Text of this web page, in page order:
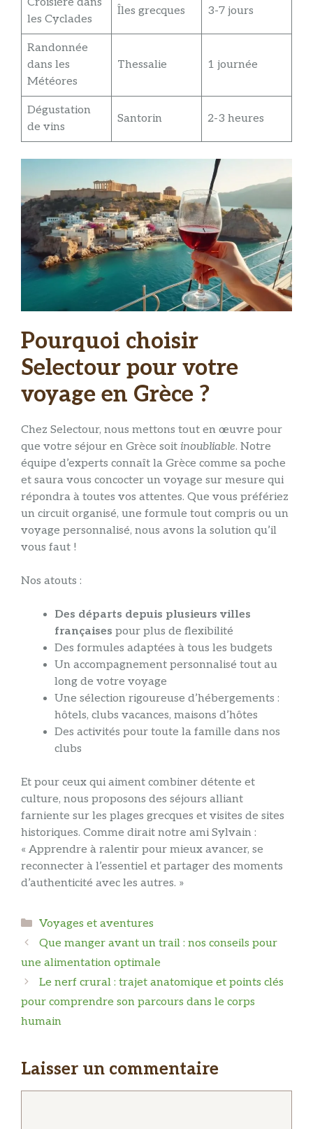
les Cyclades
Îles grecques 3-7 jours
Randonnée
dans les
Météores
Thessalie 1 journée
Dégustation
de vins
Santorin 2-3 heures
Pourquoi choisir
Selectour pour votre
voyage en Grèce ?
Chez Selectour, nous mettons tout en œuvre pour
que votre séjour en Grèce soit inoubliable. Notre
équipe d’experts connaît la Grèce comme sa poche
et saura vous concocter un voyage sur mesure qui
répondra à toutes vos attentes. Que vous préfériez
un circuit organisé, une formule tout compris ou un
voyage personnalisé, nous avons la solution qu’il
vous faut !
Nos atouts :
Des départs depuis plusieurs villes
françaises pour plus de flexibilité
Des formules adaptées à tous les budgets
Un accompagnement personnalisé tout au
long de votre voyage
Une sélection rigoureuse d’hébergements :
hôtels, clubs vacances, maisons d’hôtes
Des activités pour toute la famille dans nos
clubs
Et pour ceux qui aiment combiner détente et
culture, nous proposons des séjours alliant
farniente sur les plages grecques et visites de sites
historiques. Comme dirait notre ami Sylvain :
« Apprendre à ralentir pour mieux avancer, se
reconnecter à l’essentiel et partager des moments
d’authenticité avec les autres. »
Catégories
Voyages et aventures
Que manger avant un trail : nos conseils pour
une alimentation optimale
Le nerf crural : trajet anatomique et points clés
pour comprendre son parcours dans le corps
humain
Laisser un commentaire